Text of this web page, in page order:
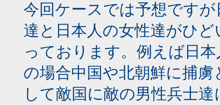
今回ケースでは予想です
達と日本人の女性達がひ
っております。例えば日
の場合中国や北朝鮮に捕
して敵国に敵の男性兵士